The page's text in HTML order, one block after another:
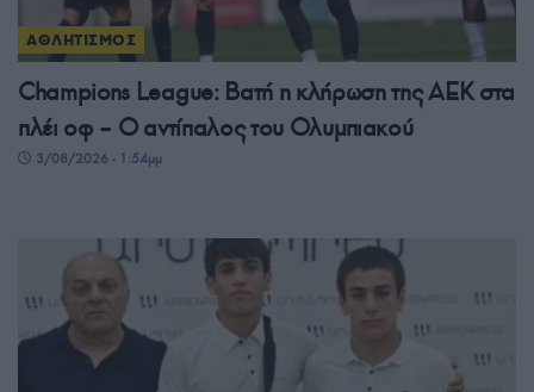
ΑΘΛΗΤΙΣΜΟΣ
Champions League: Βατή η κλήρωση της ΑΕΚ στα
πλέι οφ – Ο αντίπαλος του Ολυμπιακού
3/08/2026 - 1:54μμ